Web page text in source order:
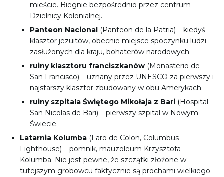
mieście. Biegnie bezpośrednio przez centrum
Dzielnicy Kolonialnej.
Panteon Nacional (Panteon de la Patria) – kiedyś
klasztor jezuitów, obecnie miejsce spoczynku ludzi
zasłużonych dla kraju, bohaterów narodowych.
ruiny klasztoru franciszkanów (Monasterio de
San Francisco) – uznany przez UNESCO za pierwszy i
najstarszy klasztor zbudowany w obu Amerykach.
ruiny szpitala Świętego Mikołaja z Bari (Hospital
San Nicolas de Bari) – pierwszy szpital w Nowym
Świecie.
Latarnia Kolumba (Faro de Colon, Columbus
Lighthouse) – pomnik, mauzoleum Krzysztofa
Kolumba. Nie jest pewne, że szczątki złożone w
tutejszym grobowcu faktycznie są prochami wielkiego